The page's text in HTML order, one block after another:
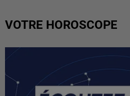
VOTRE HOROSCOPE